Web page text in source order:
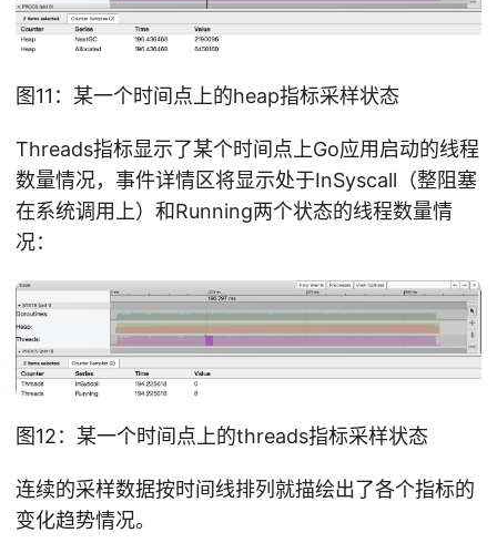
图11：某一个时间点上的heap指标采样状态
Threads指标显示了某个时间点上Go应用启动的线程
数量情况，事件详情区将显示处于InSyscall（整阻塞
在系统调用上）和Running两个状态的线程数量情
况：
图12：某一个时间点上的threads指标采样状态
连续的采样数据按时间线排列就描绘出了各个指标的
变化趋势情况。